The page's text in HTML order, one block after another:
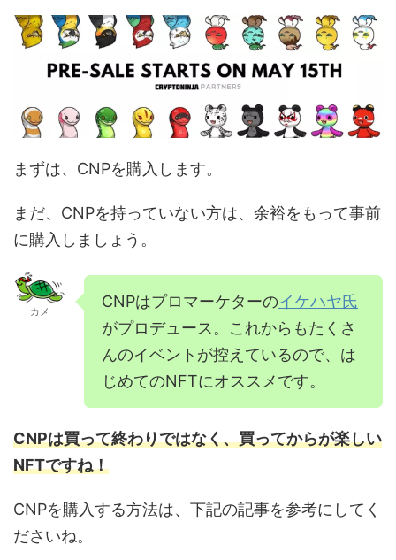
まずは、CNPを購入します。
まだ、CNPを持っていない方は、余裕をもって事前
に購入しましょう。
カメ
CNPはプロマーケターのイケハヤ氏
がプロデュース。これからもたくさ
んのイベントが控えているので、は
じめてのNFTにオススメです。
CNPは買って終わりではなく、買ってからが楽しい
NFTですね！
CNPを購入する方法は、下記の記事を参考にしてく
ださいね。